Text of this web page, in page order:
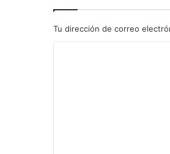
Tu dirección de correo